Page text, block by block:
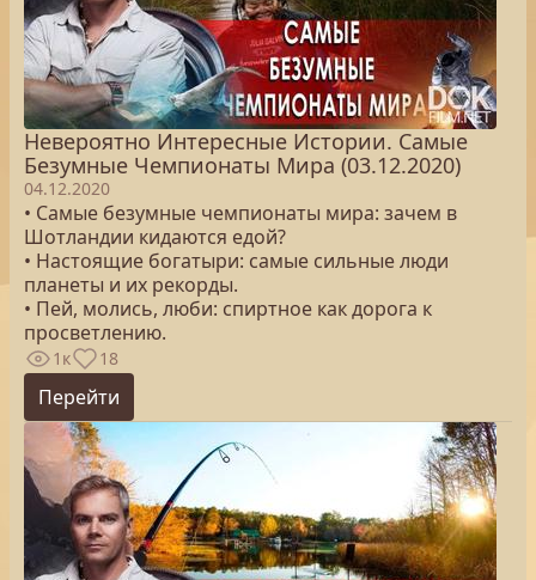
Невероятно Интересные Истории. Самые
Безумные Чемпионаты Мира (03.12.2020)
04.12.2020
• Самые безумные чемпионаты мира: зачем в
Шотландии кидаются едой?
• Настоящие богатыри: самые сильные люди
планеты и их рекорды.
• Пей, молись, люби: спиртное как дорога к
просветлению.
1к 18
Перейти